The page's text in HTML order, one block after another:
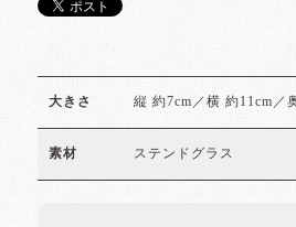
大きさ 縦 約7cm／横 約11cm／
素材 ステンドグラス